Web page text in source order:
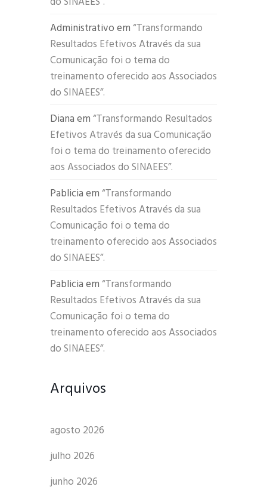
Administrativoem“Transformando
Resultados Efetivos Através da sua
Comunicação foi o tema do
treinamento oferecido aos Associados
do SINAEES”.
Dianaem“Transformando Resultados
Efetivos Através da sua Comunicação
foi o tema do treinamento oferecido
aos Associados do SINAEES”.
Pabliciaem“Transformando
Resultados Efetivos Através da sua
Comunicação foi o tema do
treinamento oferecido aos Associados
do SINAEES”.
Pabliciaem“Transformando
Resultados Efetivos Através da sua
Comunicação foi o tema do
treinamento oferecido aos Associados
do SINAEES”.
Arquivos
agosto 2026
julho 2026
junho 2026